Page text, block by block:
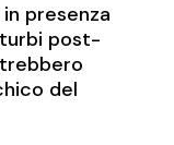
presenza
post-
del